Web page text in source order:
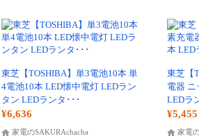
東芝【TOSHIBA】単3電池10本 単
4電池10本 LED懐中電灯 LEDラン
タン LEDランタ･･･
¥6,636
家電のSAKURAchacha
東芝【
電器
LEDラ
¥5,455
家電